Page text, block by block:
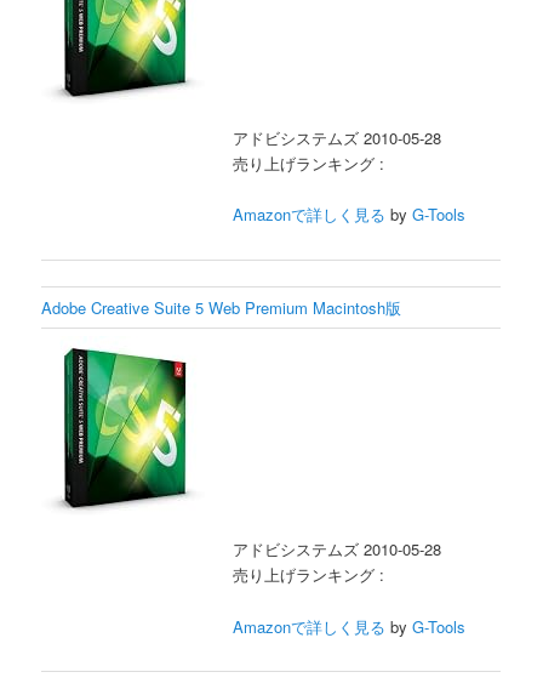
アドビシステムズ 2010-05-28
売り上げランキング :
Amazonで詳しく見る byG-Tools
Adobe Creative Suite 5 Web Premium Macintosh版
アドビシステムズ 2010-05-28
売り上げランキング :
Amazonで詳しく見る byG-Tools